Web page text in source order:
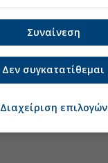
Συναίνεση
Δεν συγκατατίθεμαι
Διαχείριση επιλογών